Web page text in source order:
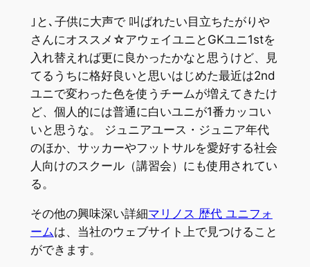
｣と､子供に大声で 叫ばれたい目立ちたがりや
さんにオススメ☆アウェイユニとGKユニ1stを
入れ替えれば更に良かったかなと思うけど、見
てるうちに格好良いと思いはじめた最近は2nd
ユニで変わった色を使うチームが増えてきたけ
ど、個人的には普通に白いユニが1番カッコい
いと思うな。 ジュニアユース・ジュニア年代
のほか、サッカーやフットサルを愛好する社会
人向けのスクール（講習会）にも使用されてい
る。
その他の興味深い詳細マリノス 歴代 ユニフォ
ームは、当社のウェブサイト上で見つけること
ができます。